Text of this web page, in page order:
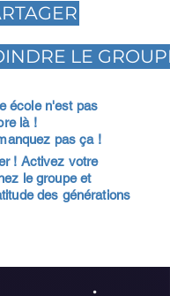
LE GROUPE
école n'est pas
là !
pas ça !
! Activez votre
le groupe et
des générations